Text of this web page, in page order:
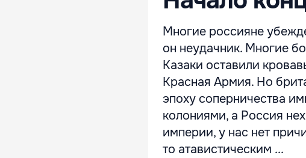
Многие россияне
он неудачник. Многие
Казаки оставили
Красная Армия. Но
эпоху соперничества
колониями, а Россия
империи, у нас нет
то атавистическим ...